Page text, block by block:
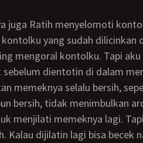
yang sudah dilicinkan
sebelum dientotin di dalam
memeknya selalu bersih,
menjilati memeknya lagi.
Kalau dijilatin lagi bisa becek